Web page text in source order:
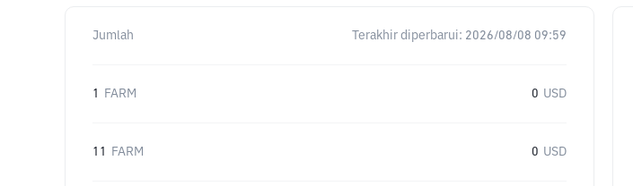
Jumlah Terakhir diperbarui: 2026/08/08 09:59
1 FARM 0 USD
11 FARM 0 USD